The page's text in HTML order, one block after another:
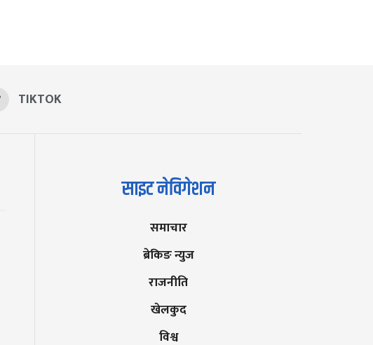
TIKTOK
साइट नेविगेशन
समाचार
ब्रेकिङ न्युज
राजनीति
खेलकुद
विश्व